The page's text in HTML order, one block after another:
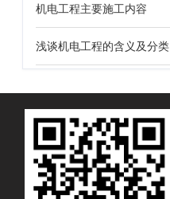
机电工程主要施工内容
浅谈机电工程的含义及分类